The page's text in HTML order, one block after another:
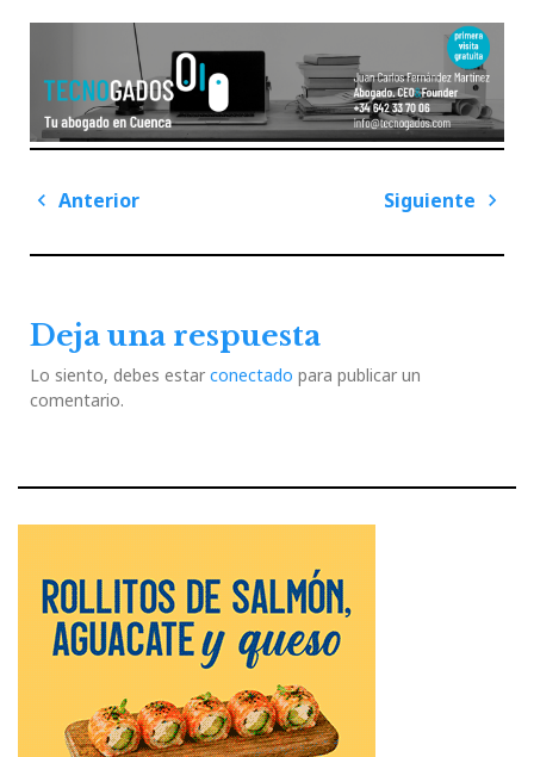
Navegación
entradas
Anterior
Siguiente
Deja una respuesta
Lo siento, debes estar conectado para publicar un
comentario.